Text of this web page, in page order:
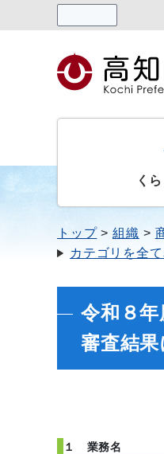
く
トップ 組織
カテゴリを全
令和８
審査結
１ 業務名